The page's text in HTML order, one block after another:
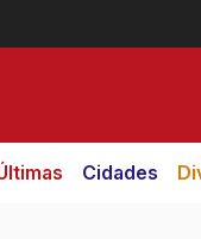
Cidades